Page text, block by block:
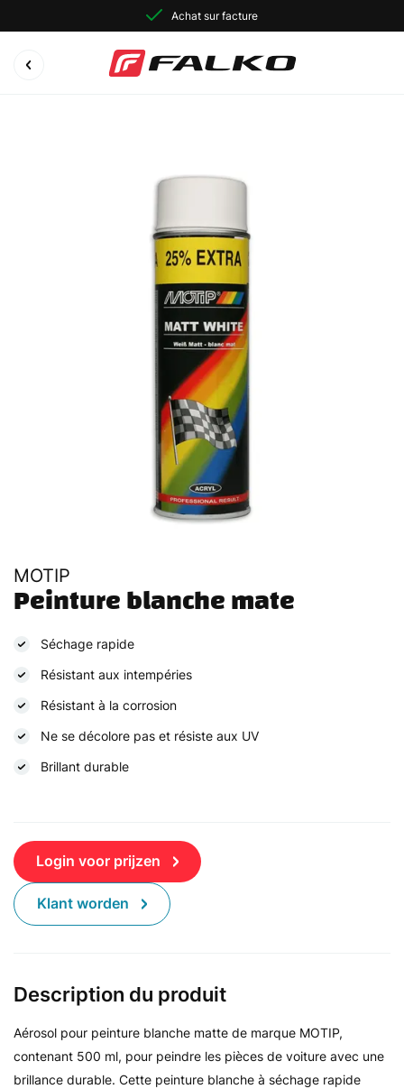
Achat sur facture
MOTIP
Peinture blanche mate
Séchage rapide
Résistant aux intempéries
Résistant à la corrosion
Ne se décolore pas et résiste aux UV
Brillant durable
Login voor prijzen
Klant worden
Description du produit
Aérosol pour peinture blanche matte de marque MOTIP,
contenant 500 ml, pour peindre les pièces de voiture avec une
brillance durable. Cette peinture blanche à séchage rapide